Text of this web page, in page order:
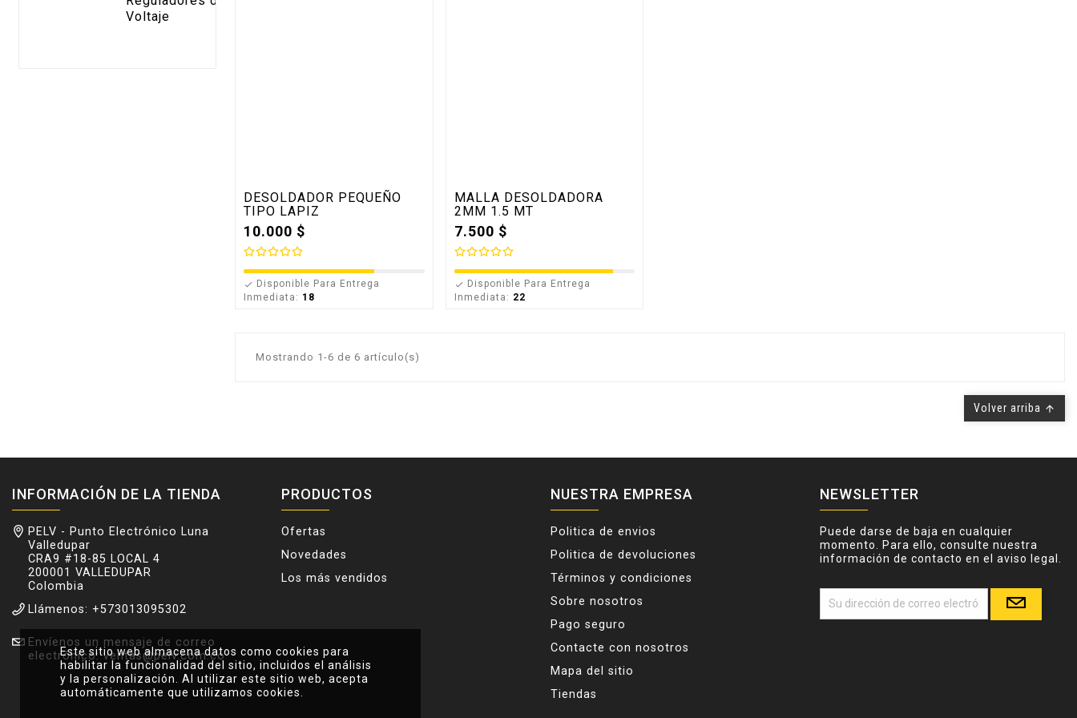
Voltaje
DESOLDADOR PEQUEÑO
TIPO LAPIZ
10.000 $
 Disponible Para Entrega
Inmediata: 18
MALLA DESOLDADORA
2MM 1.5 MT
7.500 $
 Disponible Para Entrega
Inmediata: 22
Mostrando 1-6 de 6 artículo(s)
Volver arriba 
INFORMACIÓN DE LA TIENDA
PELV - Punto Electrónico Luna
Valledupar
CRA9 #18-85 LOCAL 4
200001 VALLEDUPAR
Colombia
Llámenos: +573013095302
Envíenos un mensaje de correo
electrónico:ventas@pelv.com.co
PRODUCTOS
Ofertas
Novedades
Los más vendidos
NUESTRA EMPRESA
Politica de envios
Politica de devoluciones
Términos y condiciones
Sobre nosotros
Pago seguro
Contacte con nosotros
Mapa del sitio
Tiendas
NEWSLETTER
Puede darse de baja en cualquier
momento. Para ello, consulte nuestra
información de contacto en el aviso legal.
Este sitio web almacena datos como cookies para
habilitar la funcionalidad del sitio, incluidos el análisis
y la personalización. Al utilizar este sitio web, acepta
automáticamente que utilizamos cookies.